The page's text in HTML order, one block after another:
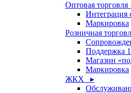
Оптовая
Интеграция
Маркировка
Розничная
Поддержка
Магазин
Маркировка
ЖКХ ▸